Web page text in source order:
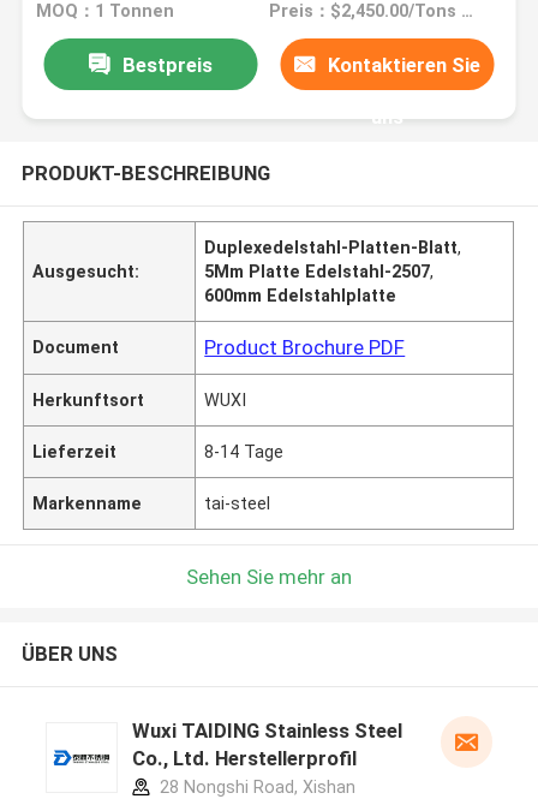
MOQ：1 Tonnen Preis：$2,450.00/Tons 10-999 Tons
Bestpreis Kontaktieren Sie
uns
PRODUKT-BESCHREIBUNG
Ausgesucht:
Duplexedelstahl-Platten-Blatt,
5Mm Platte Edelstahl-2507,
600mm Edelstahlplatte
Document Product Brochure PDF
Herkunftsort WUXI
Lieferzeit 8-14 Tage
Markenname tai-steel
Sehen Sie mehr an
ÜBER UNS
Wuxi TAIDING Stainless Steel
Co., Ltd. Herstellerprofil
28 Nongshi Road, Xishan